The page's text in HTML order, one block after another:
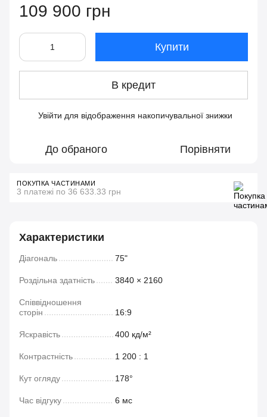
109 900 грн
Купити
В кредит
Увійти для відображення накопичувальної знижки
До обраного Порівняти
ПОКУПКА ЧАСТИНАМИ
3 платежі по 36 633.33 грн
Характеристики
Діагональ 75"
Роздільна здатність 3840 × 2160
Співвідношення
сторін
16:9
Яскравість 400 кд/м²
Контрастність 1 200 : 1
Кут огляду 178°
Час відгуку 6 мс